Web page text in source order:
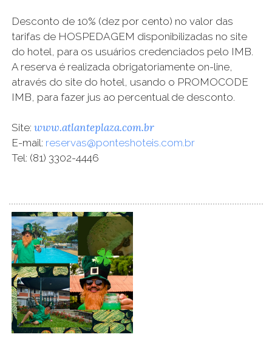
Desconto de 10% (dez por cento) no valor das
tarifas de HOSPEDAGEM disponibilizadas no site
do hotel, para os usuários credenciados pelo IMB.
A reserva é realizada obrigatoriamente on-line,
através do site do hotel, usando o PROMOCODE
IMB, para fazer jus ao percentual de desconto.
Site: www.atlanteplaza.com.br
E-mail: reservas@ponteshoteis.com.br
Tel: (81) 3302-4446